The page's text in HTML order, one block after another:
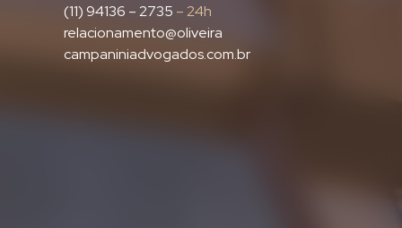
(11) 94136 – 2735 – 24h
relacionamento@oliveira
campaniniadvogados.com.br